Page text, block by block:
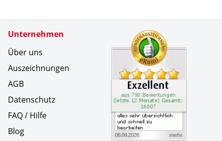
Unternehmen
Über uns
Auszeichnungen
AGB
Datenschutz
FAQ / Hilfe
Blog
Zertifikate